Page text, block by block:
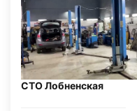
СТО Лобненская